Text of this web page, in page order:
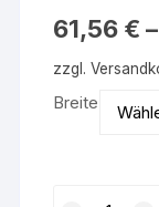
61,56 € –
zzgl.
Breite